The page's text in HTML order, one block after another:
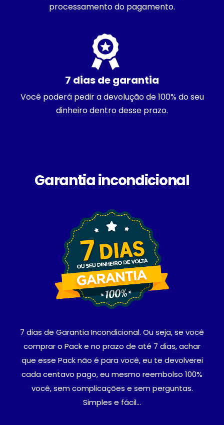
processamento do pagamento.
7 dias de garantia
Você poderá pedir a devolução de 100% do seu
dinheiro dentro desse prazo.
Garantia incondicional
7 dias de Garantia Incondicional. Ou seja, se você
comprar o Pack e no prazo de até 7 dias, achar
que esse Pack não é para você, eu te devolverei
cada centavo pago, eu mesmo reembolso 100%
você, sem complicações e sem perguntas.
Simples e fácil…